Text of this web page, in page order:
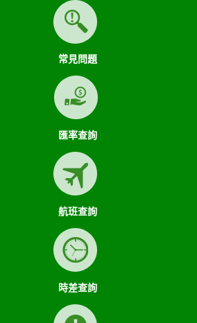
第六條（旅客怠於給付旅遊費用之效力）
甲方因可歸責自己之事由，怠於給付旅
當期限催告甲方給付，甲方逾期不為給付
約。甲方應賠償之費用，依第十三條約
損害，並得請求賠償。
第七條（旅客協力義務）
旅遊需甲方之行為始能完成，而甲方不
相當期限，催告甲方為之。甲方逾期不
止契約，並得請求賠償因契約終止而生
回原出發地。於到達後，由甲方附加年利
第八條（旅遊費用所涵蓋之項目）
甲方依第五條約定繳納之旅遊費用，除
一、代辦證件之行政規費：乙方代理甲
費及簽證費及其他規費。
二、交通運輸費：旅程所需各種交通運
四、住宿費：旅程中所列住宿及旅館之
房，經乙方同意安排者，甲方應補繳所需
五、遊覽費用：旅程中所列之一切遊覽
常見問題
匯率查詢
航班查詢
時差查詢